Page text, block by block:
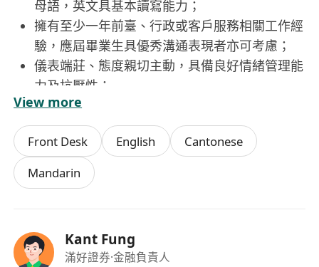
母語，英文具基本讀寫能力；
擁有至少一年前臺、行政或客戶服務相關工作經
驗，應屆畢業生具優秀溝通表現者亦可考慮；
儀表端莊、態度親切主動，具備良好情緒管理能
力及抗壓性；
熟悉Microsoft Office基本操作（Word、
Excel、Outlook），能快速學習內部系統及辦公
設備使用；
注重細節、守時可靠，能獨立處理日常事務，並
於需要時配合彈性工作安排。
享有法定公眾假期、有薪年假及病假，假期安排
View more
Front Desk English
Cantonese
Mandarin
Kant Fung
滿好證券·金融負責人